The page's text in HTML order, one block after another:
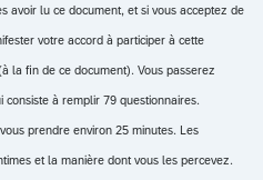
avoir lu ce document, et si vous acceptez de
votre accord à participer à cette
la fin de ce document). Vous passerez
à remplir 79 questionnaires.
prendre environ 25 minutes. Les
et la manière dont vous les percevez.